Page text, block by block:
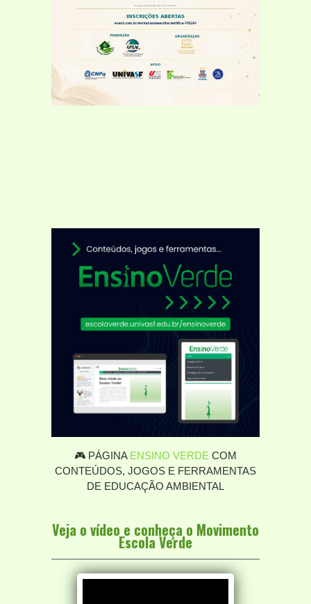
🎮 PÁGINA ENSINO VERDE COM
CONTEÚDOS, JOGOS E FERRAMENTAS
DE EDUCAÇÃO AMBIENTAL
Veja o vídeo e conheça o Movimento
Escola Verde